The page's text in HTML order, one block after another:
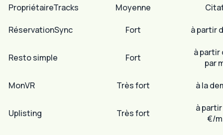
PropriétaireTracks Moyenne
RéservationSync Fort à partir
Resto simple Fort
à partir
par
MonVR Très fort à la
Uplisting Très fort
à
€/